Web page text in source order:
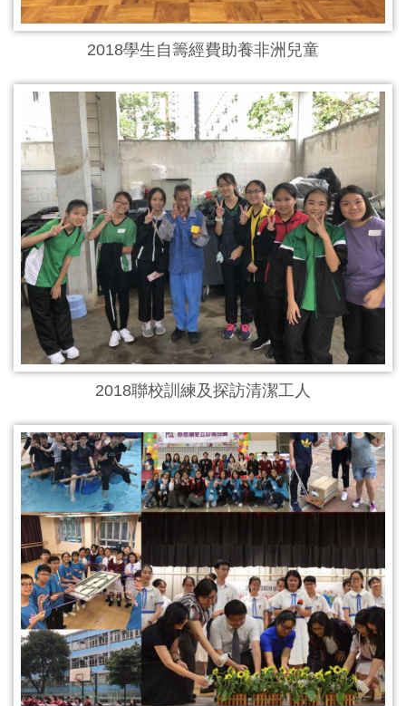
2018學生自籌經費助養非洲兒童
2018聯校訓練及探訪清潔工人